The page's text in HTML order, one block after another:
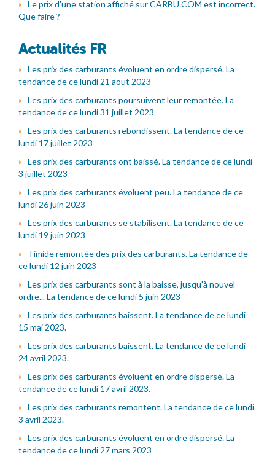
Le prix d'une station affiché sur CARBU.COM est incorrect.
Que faire ?
Actualités FR
Les prix des carburants évoluent en ordre dispersé. La
tendance de ce lundi 21 aout 2023
Les prix des carburants poursuivent leur remontée. La
tendance de ce lundi 31 juillet 2023
Les prix des carburants rebondissent. La tendance de ce
lundi 17 juillet 2023
Les prix des carburants ont baissé. La tendance de ce lundi
3 juillet 2023
Les prix des carburants évoluent peu. La tendance de ce
lundi 26 juin 2023
Les prix des carburants se stabilisent. La tendance de ce
lundi 19 juin 2023
Timide remontée des prix des carburants. La tendance de
ce lundi 12 juin 2023
Les prix des carburants sont à la baisse, jusqu'à nouvel
ordre... La tendance de ce lundi 5 juin 2023
Les prix des carburants baissent. La tendance de ce lundi
15 mai 2023.
Les prix des carburants baissent. La tendance de ce lundi
24 avril 2023.
Les prix des carburants évoluent en ordre dispersé. La
tendance de ce lundi 17 avril 2023.
Les prix des carburants remontent. La tendance de ce lundi
3 avril 2023.
Les prix des carburants évoluent en ordre dispersé. La
tendance de ce lundi 27 mars 2023